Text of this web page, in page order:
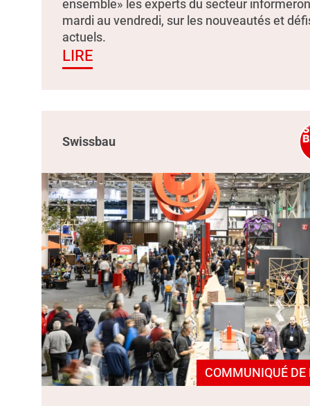
ensemble» les experts du secteur
mardi au vendredi, sur les nouveautés et
actuels.
LIRE
Swissbau
COMMUNIQUÉ DE